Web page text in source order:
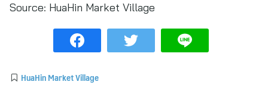
Source: HuaHin Market Village
HuaHin Market Village